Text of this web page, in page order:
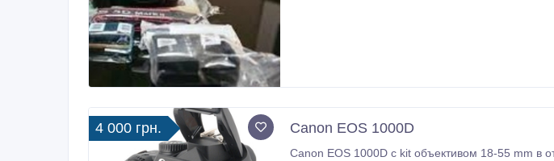
4 000 грн. Сanon EOS 1000D
Сanon EOS 1000D c kit объективом 18-55 mm в